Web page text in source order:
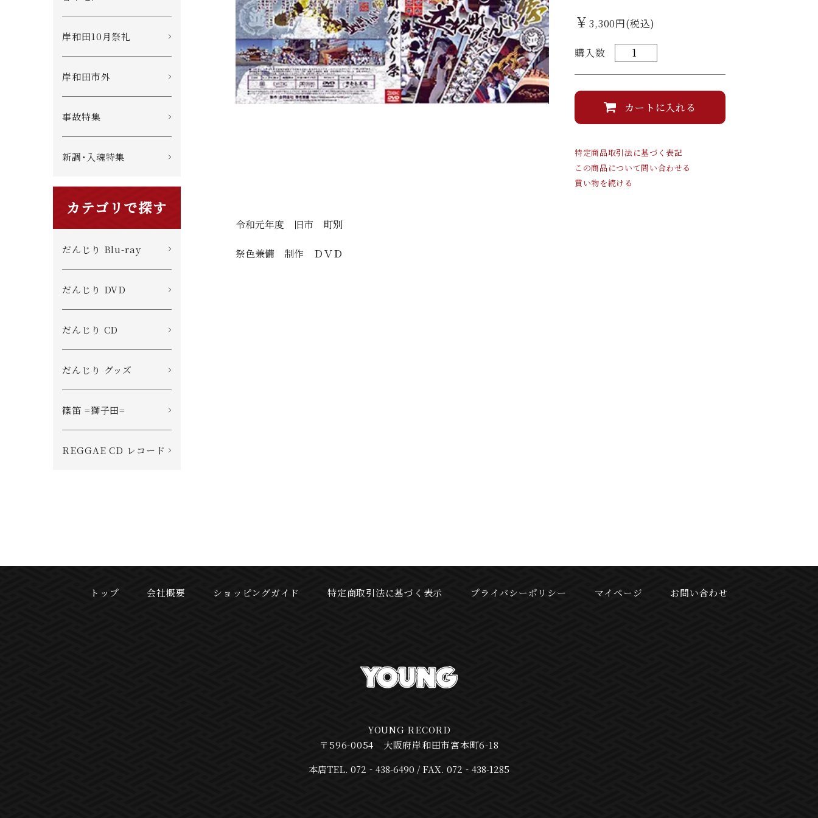
岸和田10月祭礼
岸和田市外
事故特集
新調・入魂特集
カテゴリで探す
だんじり Blu-ray
だんじり DVD
だんじり CD
だんじり グッズ
篠笛 =獅子田=
REGGAE CD レコード
￥3,300円(税込)
購入数
カートに入れる
特定商品取引法に基づく表記
この商品について問い合わせる
買い物を続ける
令和元年度 旧市 町別
祭色兼備 制作 ＤＶＤ
トップ 会社概要 ショッピングガイド 特定商取引法に基づく表示 プライバシーポリシー マイページ お問い合わせ
YOUNG RECORD
〒596-0054 大阪府岸和田市宮本町6-18
本店TEL. 072‐438-6490 FAX. 072‐438-1285